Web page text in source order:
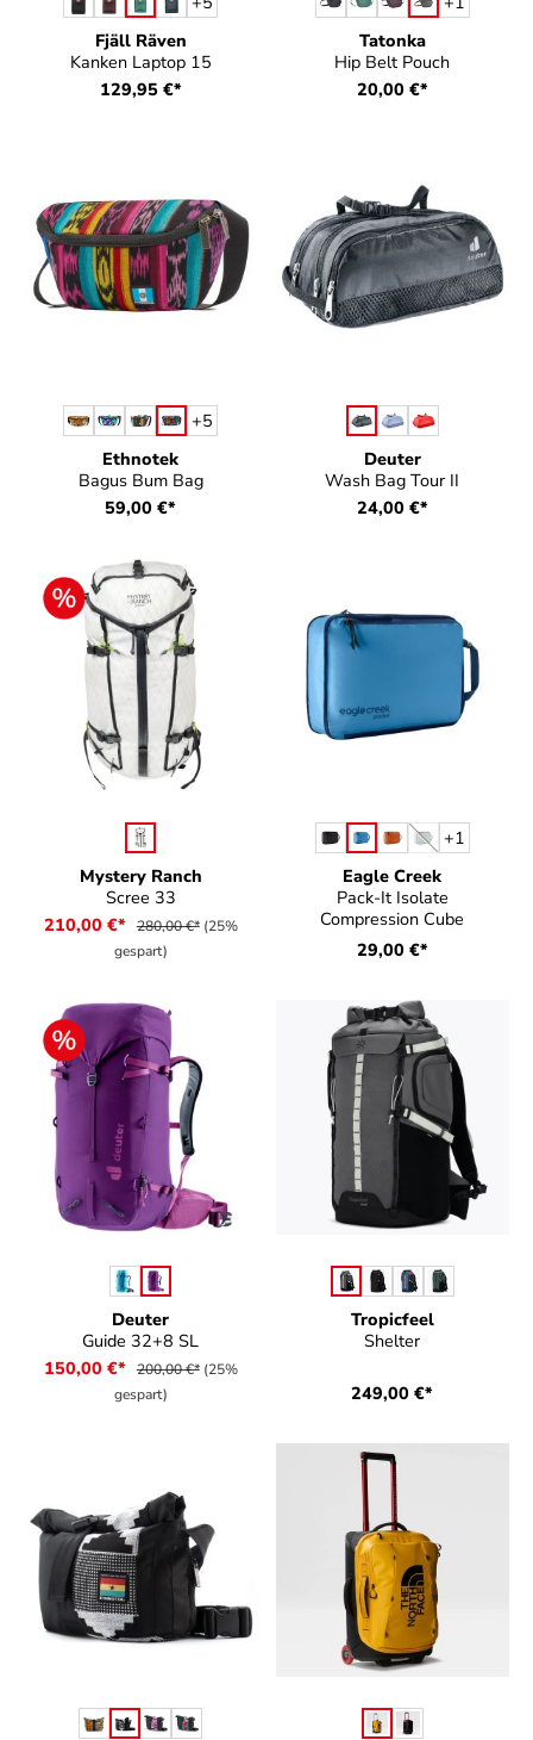
Fjäll Räven
Kanken Laptop 15
129,95 €*
Tatonka
Hip Belt Pouch
20,00 €*
Ethnotek
Bagus Bum Bag
Farbeauswählen
+5
59,00 €*
Deuter
Wash Bag Tour II
Farbeauswählen
24,00 €*
Mystery Ranch
Scree 33
auswählen
210,00 €* 280,00 €* (25%
gespart)
Eagle Creek
Pack-It Isolate
Compression Cube
Farbe auswählen(Diese Option
+1
29,00 €*
Deuter
Guide 32+8 SL
auswählen
150,00 €* 200,00 €* (25%
gespart)
Tropicfeel
Shelter
Farbeauswählen
249,00 €*
Farbeauswählen auswählen